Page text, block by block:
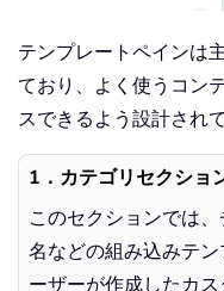
テンプレートペインは
ており、よく使うコン
スできるよう設計され
1．カテゴリセクショ
このセクションでは
名などの組み込みテ
ーザーが作成したカ